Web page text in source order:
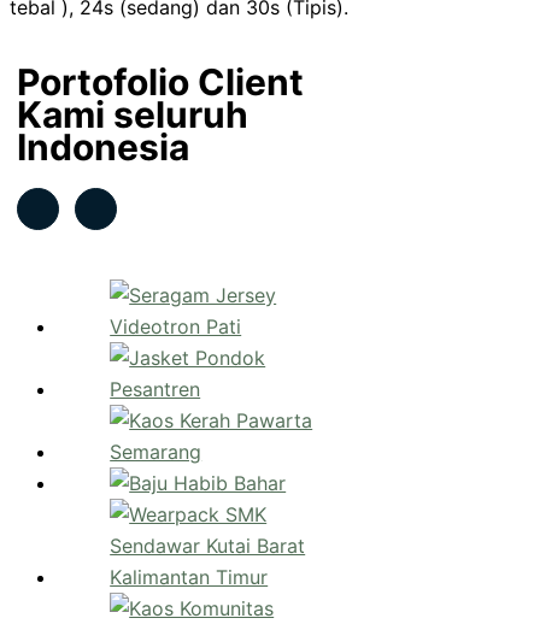
tebal ), 24s (sedang) dan 30s (Tipis).
Portofolio Client
Kami seluruh
Indonesia